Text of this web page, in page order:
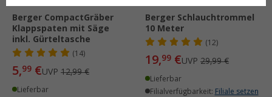
Berger CompactGräber
Klappspaten mit Säge
inkl. Gürteltasche
(14)
5,99 €UVP 12,99 €
Lieferbar
Berger Schlauchtrommel
10 Meter
(12)
19,99 €UVP 29,99 €
Lieferbar
Filialverfügbarkeit: Filiale setzen